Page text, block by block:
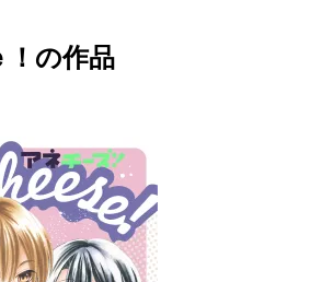
！の作品